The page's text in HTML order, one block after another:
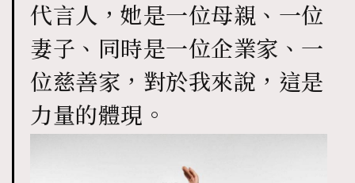
TRENDING
AFrenchMind
DressLikeAParisienne
EmpowerF
FashionWeek FigaroAesthetic
代言人，她是一位母親、一位
妻子、同時是一位企業家、一
位慈善家，對於我來說，這是
力量的體現。